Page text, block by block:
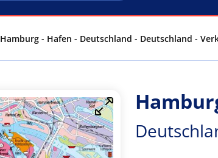
Hamburg - Hafen - Deutschland - Deutschland -